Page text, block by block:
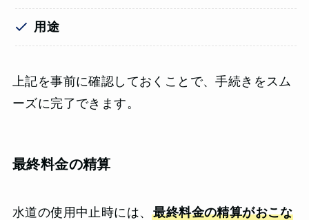
用途
上記を事前に確認しておくことで、手続きをスム
ーズに完了できます。
最終料金の精算
水道の使用中止時には、最終料金の精算がおこな